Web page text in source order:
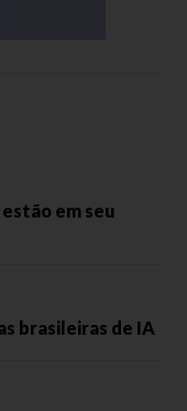
em seu
brasileiras de IA